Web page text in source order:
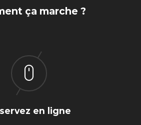
ça marche ?
en ligne